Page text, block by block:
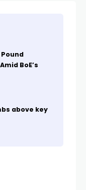
Pound
BoE’s
above key